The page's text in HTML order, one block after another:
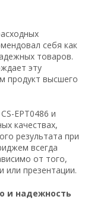
себя как
товаров.
эту
продукт высшего
EPT0486 и
качествах,
результата при
всегда
от того,
презентации.
и надежность